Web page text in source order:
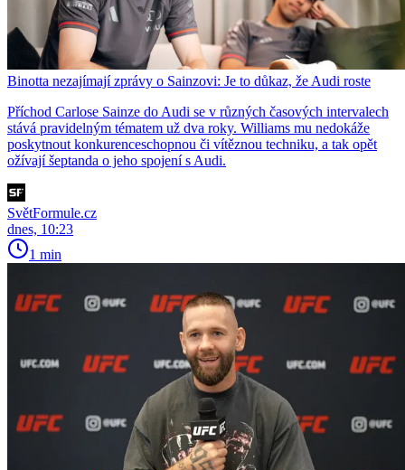
Binotta nezajímají zprávy o Sainzovi: Je to důkaz, že Audi roste
Příchod Carlose Sainze do Audi se v různých časových intervalech
stává pravidelným tématem už dva roky. Williams mu nedokáže
poskytnout konkurenceschopnou či vítěznou techniku, a tak opět
ožívají šeptanda o jeho spojení s Audi.
SvětFormule.cz
dnes, 10:23
1 min